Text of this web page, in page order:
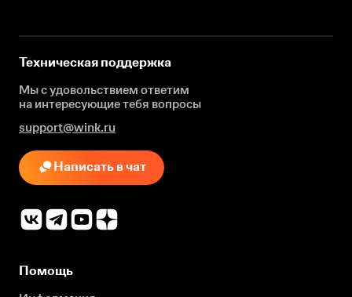
Техническая поддержка
Мы с удовольствием ответим
на интересующиетебя вопросы
support@wink.ru
Написать в чат
Помощь